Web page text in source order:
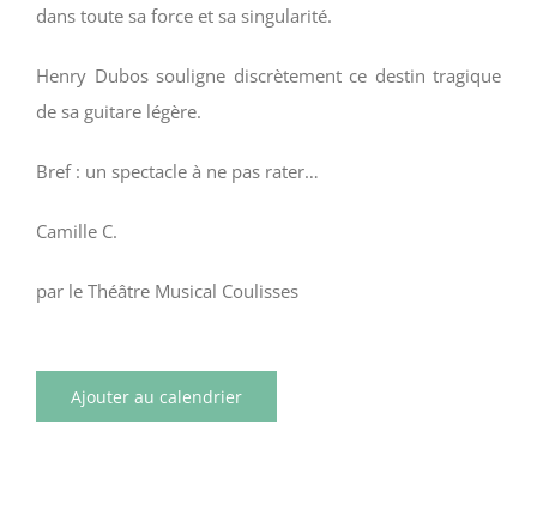
dans toute sa force et sa singularité.
Henry Dubos souligne discrètement ce destin tragique
de sa guitare légère.
Bref : un spectacle à ne pas rater…
Camille C.
par le Théâtre Musical Coulisses
Ajouter au calendrier